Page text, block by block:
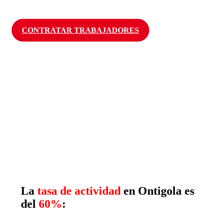
CONTRATAR TRABAJADORES
La tasa de actividaden Ontigola es
del 60%: